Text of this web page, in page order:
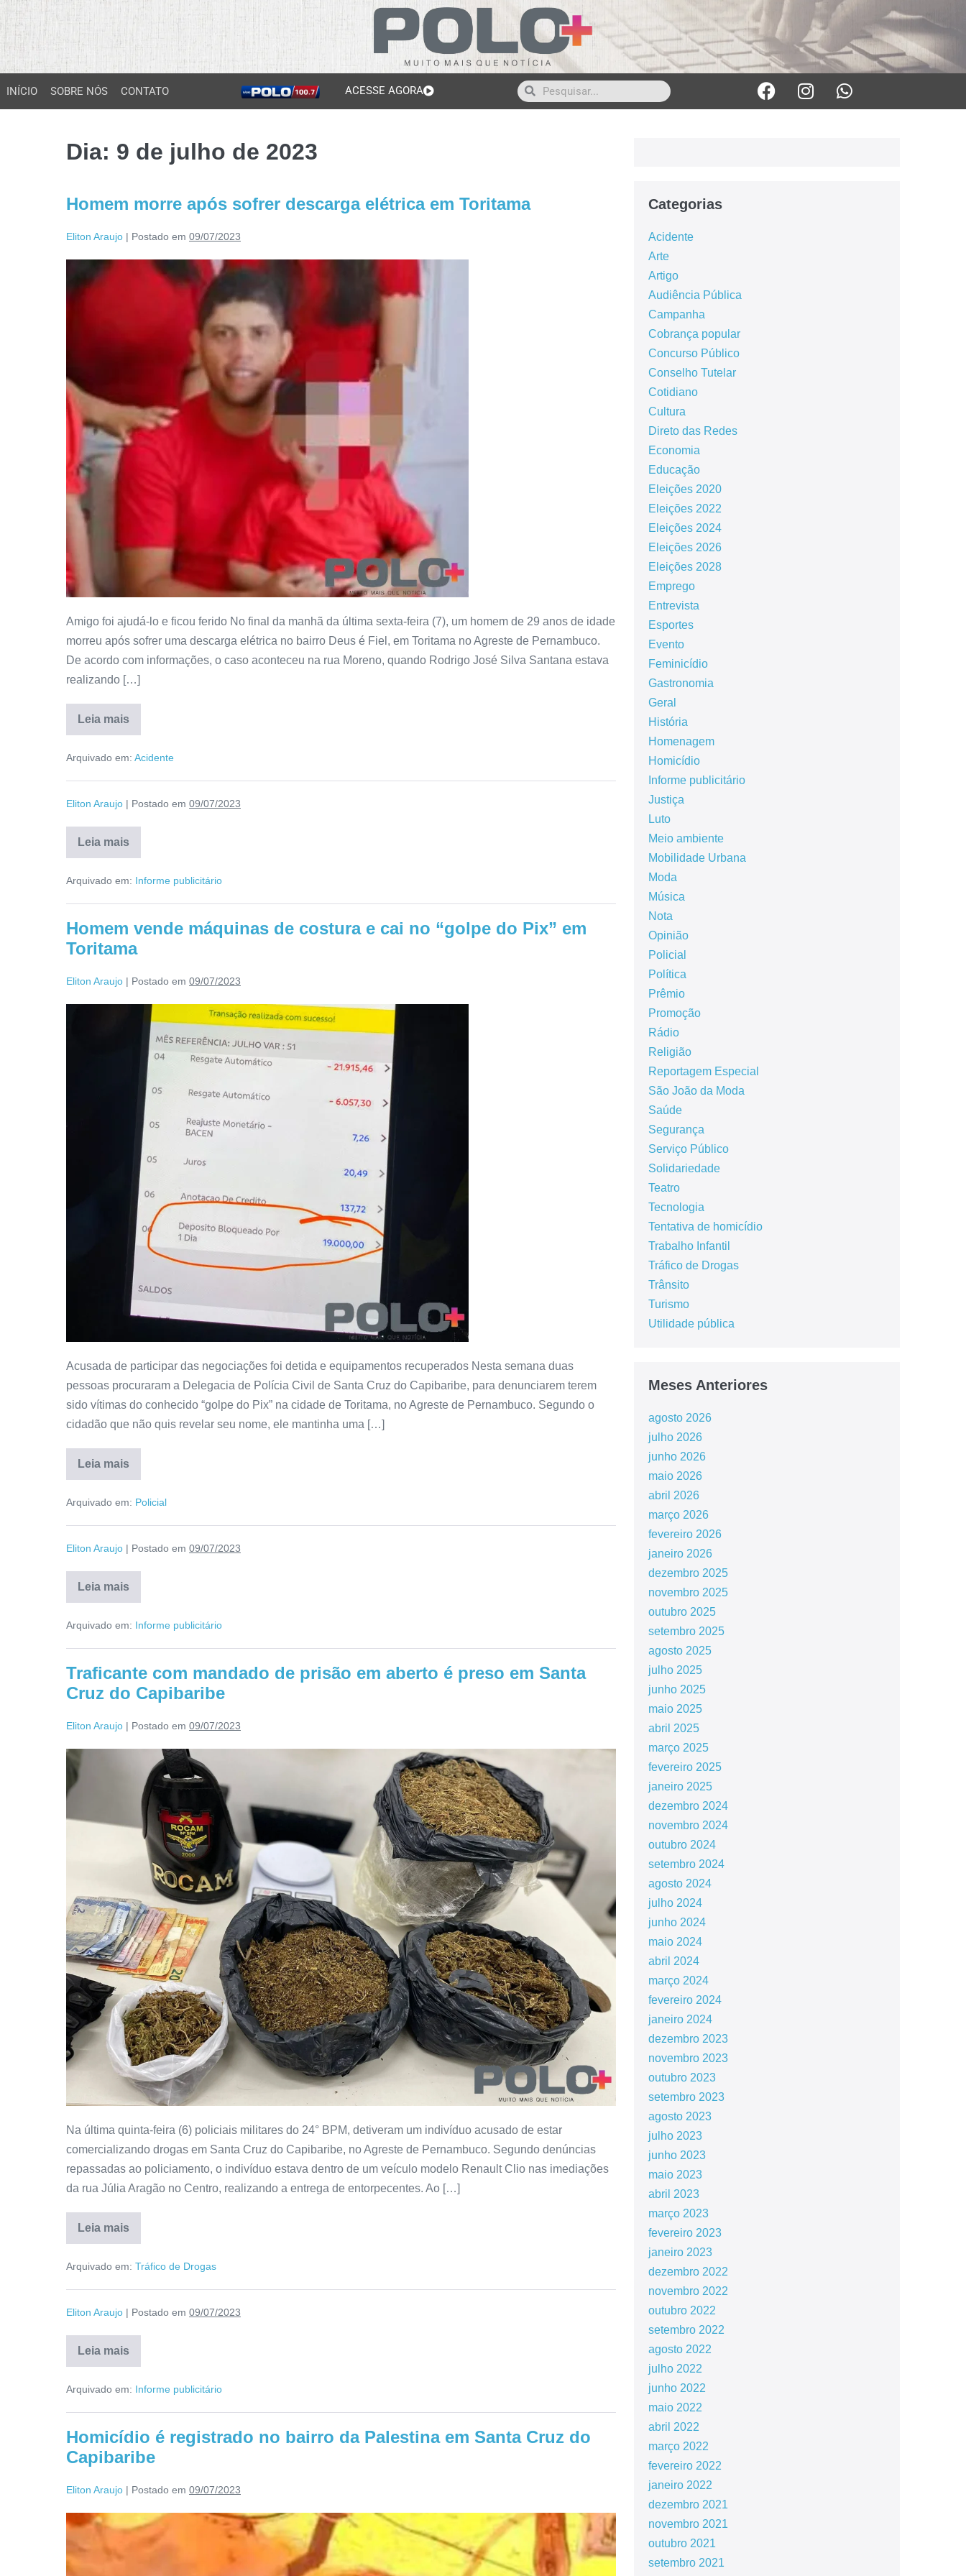
INÍCIO SOBRE NÓS CONTATO ACESSE AGORA
Dia: 9 de julho de 2023
Homem morre após sofrer descarga elétrica em Toritama
Eliton Araujo | Postado em 09/07/2023
Amigo foi ajudá-lo e ficou ferido No final da manhã da última sexta-feira (7), um homem de 29 anos de idade
morreu após sofrer uma descarga elétrica no bairro Deus é Fiel, em Toritama no Agreste de Pernambuco.
De acordo com informações, o caso aconteceu na rua Moreno, quando Rodrigo José Silva Santana estava
realizando […]
Leia mais
Arquivado em: Acidente
Eliton Araujo | Postado em 09/07/2023
Leia mais
Arquivado em: Informe publicitário
Homem vende máquinas de costura e cai no “golpe do Pix” em
Toritama
Eliton Araujo | Postado em 09/07/2023
Acusada de participar das negociações foi detida e equipamentos recuperados Nesta semana duas
pessoas procuraram a Delegacia de Polícia Civil de Santa Cruz do Capibaribe, para denunciarem terem
sido vítimas do conhecido “golpe do Pix” na cidade de Toritama, no Agreste de Pernambuco. Segundo o
cidadão que não quis revelar seu nome, ele mantinha uma […]
Leia mais
Arquivado em: Policial
Eliton Araujo | Postado em 09/07/2023
Leia mais
Arquivado em: Informe publicitário
Traficante com mandado de prisão em aberto é preso em Santa
Cruz do Capibaribe
Eliton Araujo | Postado em 09/07/2023
Na última quinta-feira (6) policiais militares do 24° BPM, detiveram um indivíduo acusado de estar
comercializando drogas em Santa Cruz do Capibaribe, no Agreste de Pernambuco. Segundo denúncias
repassadas ao policiamento, o indivíduo estava dentro de um veículo modelo Renault Clio nas imediações
da rua Júlia Aragão no Centro, realizando a entrega de entorpecentes. Ao […]
Leia mais
Arquivado em: Tráfico de Drogas
Eliton Araujo | Postado em 09/07/2023
Leia mais
Arquivado em: Informe publicitário
Homicídio é registrado no bairro da Palestina em Santa Cruz do
Capibaribe
Eliton Araujo | Postado em 09/07/2023
Categorias
Acidente
Arte
Artigo
Audiência Pública
Campanha
Cobrança popular
Concurso Público
Conselho Tutelar
Cotidiano
Cultura
Direto das Redes
Economia
Educação
Eleições 2020
Eleições 2022
Eleições 2024
Eleições 2026
Eleições 2028
Emprego
Entrevista
Esportes
Evento
Feminicídio
Gastronomia
Geral
História
Homenagem
Homicídio
Informe publicitário
Justiça
Luto
Meio ambiente
Mobilidade Urbana
Moda
Música
Nota
Opinião
Policial
Política
Prêmio
Promoção
Rádio
Religião
Reportagem Especial
São João da Moda
Saúde
Segurança
Serviço Público
Solidariedade
Teatro
Tecnologia
Tentativa de homicídio
Trabalho Infantil
Tráfico de Drogas
Trânsito
Turismo
Utilidade pública
Meses Anteriores
agosto 2026
julho 2026
junho 2026
maio 2026
abril 2026
março 2026
fevereiro 2026
janeiro 2026
dezembro 2025
novembro 2025
outubro 2025
setembro 2025
agosto 2025
julho 2025
junho 2025
maio 2025
abril 2025
março 2025
fevereiro 2025
janeiro 2025
dezembro 2024
novembro 2024
outubro 2024
setembro 2024
agosto 2024
julho 2024
junho 2024
maio 2024
abril 2024
março 2024
fevereiro 2024
janeiro 2024
dezembro 2023
novembro 2023
outubro 2023
setembro 2023
agosto 2023
julho 2023
junho 2023
maio 2023
abril 2023
março 2023
fevereiro 2023
janeiro 2023
dezembro 2022
novembro 2022
outubro 2022
setembro 2022
agosto 2022
julho 2022
junho 2022
maio 2022
abril 2022
março 2022
fevereiro 2022
janeiro 2022
dezembro 2021
novembro 2021
outubro 2021
setembro 2021